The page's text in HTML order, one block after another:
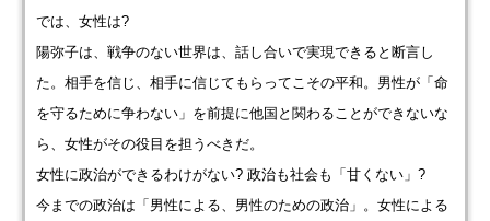
では、女性は?
陽弥子は、戦争のない世界は、話し合いで実現できると断言し
た。相手を信じ、相手に信じてもらってこその平和。男性が「命
を守るために争わない」を前提に他国と関わることができないな
ら、女性がその役目を担うべきだ。
女性に政治ができるわけがない? 政治も社会も「甘くない」?
今までの政治は「男性による、男性のための政治」。女性による